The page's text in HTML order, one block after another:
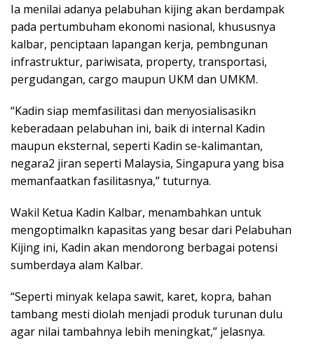
Ia menilai adanya pelabuhan kijing akan berdampak
pada pertumbuham ekonomi nasional, khususnya
kalbar, penciptaan lapangan kerja, pembngunan
infrastruktur, pariwisata, property, transportasi,
pergudangan, cargo maupun UKM dan UMKM.
“Kadin siap memfasilitasi dan menyosialisasikn
keberadaan pelabuhan ini, baik di internal Kadin
maupun eksternal, seperti Kadin se-kalimantan,
negara2 jiran seperti Malaysia, Singapura yang bisa
memanfaatkan fasilitasnya,” tuturnya.
Wakil Ketua Kadin Kalbar, menambahkan untuk
mengoptimalkn kapasitas yang besar dari Pelabuhan
Kijing ini, Kadin akan mendorong berbagai potensi
sumberdaya alam Kalbar.
“Seperti minyak kelapa sawit, karet, kopra, bahan
tambang mesti diolah menjadi produk turunan dulu
agar nilai tambahnya lebih meningkat,” jelasnya.